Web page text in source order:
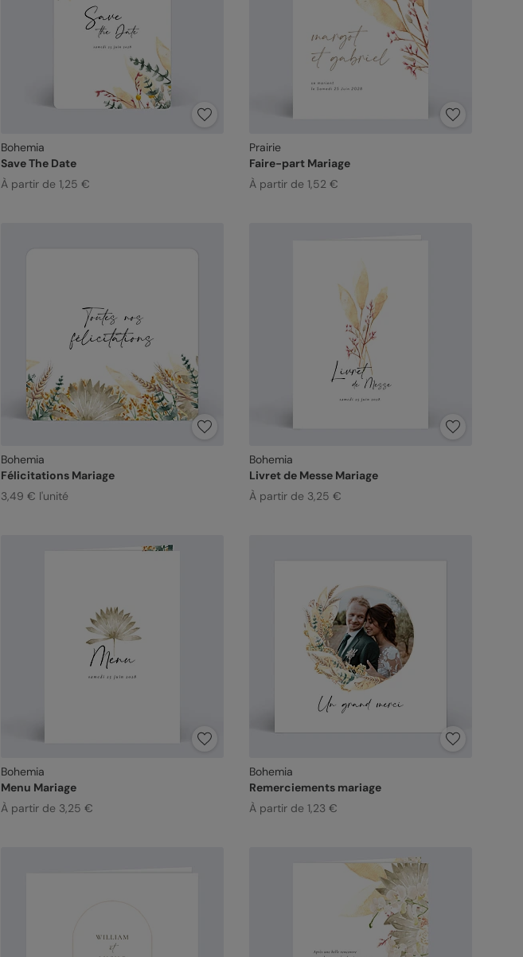
Bohemia
Save The Date
À partir de 1,25 €
Prairie
Faire-part Mariage
À partir de 1,52 €
Bohemia
Félicitations Mariage
3,49 € l'unité
Bohemia
Livret de Messe Mariage
À partir de 3,25 €
Bohemia
Menu Mariage
À partir de 3,25 €
Bohemia
Remerciements mariage
À partir de 1,23 €